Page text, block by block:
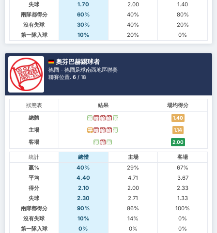
失球
1.70 2.00
1.40
兩隊都得分
60% 40%
80%
沒有失球
30% 40%
20%
第一隊入球
10% 20% 0%
奧芬巴赫踢球者
德國 - 德國足球南西地區聯賽
聯賽位置.6 / 18
狀態表 結果
場均得分
總體
贏 輸 輸 輸 贏 1.40
主場 平 輸 輸 輸 贏 1.14
客場 贏 輸 贏 2.00
統計 總體 主場
客場
贏%
40% 29%
67%
平均
4.40 4.71
3.67
得分
2.10 2.00
2.33
失球
2.30 2.71
1.33
兩隊都得分
90% 86%
100%
沒有失球
10% 14%
0%
第一隊入球
0% 0%
0%